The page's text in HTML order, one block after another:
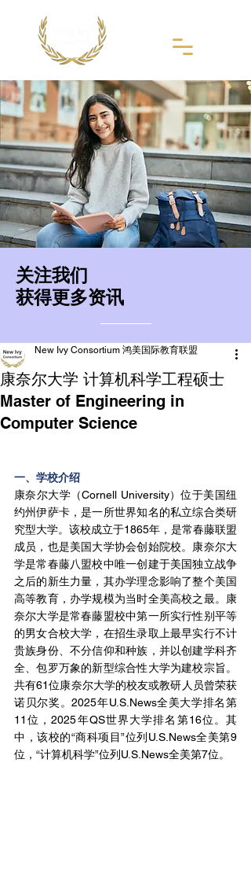
​关注我们
获得更多资讯
康奈尔大学 计算机科学工程硕士
Master of Engineering in
Computer Science
New Ivy Consortium 鸿美国际教育联盟
一、学校介绍
康奈尔大学（Cornell University）位于美国纽
约州伊萨卡，是一所世界知名的私立综合类研
究型大学。该校成立于1865年，是常春藤联盟
成员，也是美国大学协会创始院校。康奈尔大
学是常春藤八盟校中唯一创建于美国独立战争
之后的新生力量，其办学理念影响了整个美国
高等教育，办学规模为当时全美高校之最。康
奈尔大学是常春藤盟校中第一所实行性别平等
的男女合校大学，在招生录取上最早实行不计
贵族身份、不分信仰和种族，并以创建学科齐
全、包罗万象的新型综合性大学为建校宗旨。
共有61位康奈尔大学的校友或教研人员曾荣获
诺贝尔奖。2025年U.S.News全美大学排名第
11位，2025年QS世界大学排名第16位。其
中，该校的“商科项目”位列U.S.News全美第9
位，“计算机科学”位列U.S.News全美第7位。